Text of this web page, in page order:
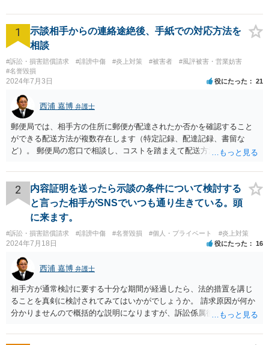
1
示談相手からの連絡途絶後、手紙での対応方法を
相談
#訴訟・損害賠償請求 #誹謗中傷 #炎上対策 #被害者
#風評被害・営業妨害
#名誉毀損
2024年7月3日 役にたった 21
西浦 嘉博 弁護士
郵便局では、相手方の住所に郵便が配達されたか否かを確認すること
ができる配送方法が複数存在します（特定記録、配達記録、書留な
ど）。 郵便局の窓口で相談し、コストを踏まえて配送方法を選択され
合、相手方本人以外の家族や親族等の目に触れる可能性があります。
書面の内容につき、そういった配慮を元に検討されてみてください。
これで回答を終わります。
2
内容証明を送ったら示談の条件について検討する
と言った相手がSNSでいつも通り生きている。頭
に来ます。
#訴訟・損害賠償請求 #誹謗中傷 #名誉毀損 #個人・プライベート #炎上対策
2024年7月18日 役にたった 16
西浦 嘉博 弁護士
相手方が通常検討に要する十分な期間が経過したら、法的措置を講じ
ることを真剣に検討されてみてはいかがでしょうか。 請求原因が何か
分かりませんので概括的な説明になりますが、訴訟係属後、判決を得